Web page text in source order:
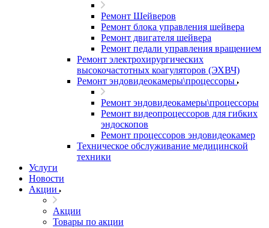
Ремонт Шейверов
Ремонт блока управления шейвера
Ремонт двигателя шейвера
Ремонт педали управления вращением
Ремонт электрохирургических
высокочастотных коагуляторов (ЭХВЧ)
Ремонт эндовидеокамеры\процессоры
Ремонт эндовидеокамеры\процессоры
Ремонт видеопроцессоров для гибких
эндоскопов
Ремонт процессоров эндовидеокамер
Техническое обслуживание медицинской
техники
Услуги
Новости
Акции
Акции
Товары по акции